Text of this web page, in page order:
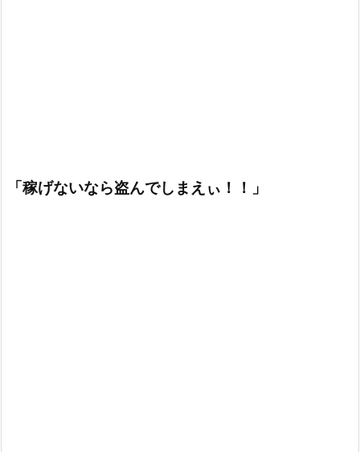
「稼げないなら盗んでしまえぃ！！」